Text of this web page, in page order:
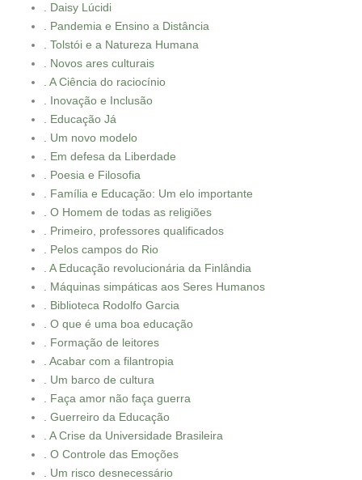
. Daisy Lúcidi
. Pandemia e Ensino a Distância
. Tolstói e a Natureza Humana
. Novos ares culturais
. A Ciência do raciocínio
. Inovação e Inclusão
. Educação Já
. Um novo modelo
. Em defesa da Liberdade
. Poesia e Filosofia
. Família e Educação: Um elo importante
. O Homem de todas as religiões
. Primeiro, professores qualificados
. Pelos campos do Rio
. A Educação revolucionária da Finlândia
. Máquinas simpáticas aos Seres Humanos
. Biblioteca Rodolfo Garcia
. O que é uma boa educação
. Formação de leitores
. Acabar com a filantropia
. Um barco de cultura
. Faça amor não faça guerra
. Guerreiro da Educação
. A Crise da Universidade Brasileira
. O Controle das Emoções
. Um risco desnecessário